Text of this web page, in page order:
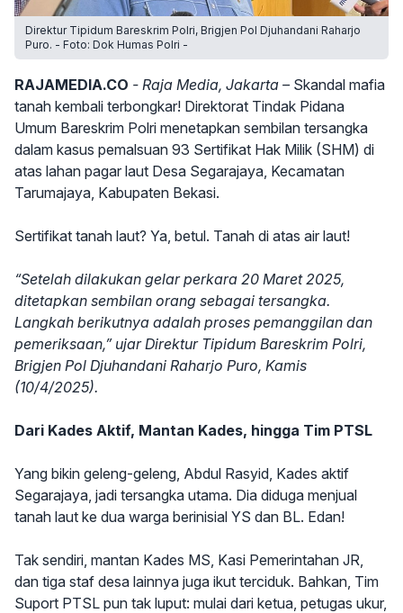
Direktur Tipidum Bareskrim Polri, Brigjen Pol Djuhandani Raharjo
Puro. - Foto: Dok Humas Polri -
RAJAMEDIA.CO - Raja Media, Jakarta –Skandal mafia
tanah kembali terbongkar! Direktorat Tindak Pidana
Umum Bareskrim Polri menetapkan sembilan tersangka
dalam kasus pemalsuan 93 Sertifikat Hak Milik (SHM) di
atas lahan pagar laut Desa Segarajaya, Kecamatan
Tarumajaya, Kabupaten Bekasi.
Sertifikat tanah laut? Ya, betul. Tanah di atas air laut!
“Setelah dilakukan gelar perkara 20 Maret 2025,
ditetapkan sembilan orang sebagai tersangka.
Langkah berikutnya adalah proses pemanggilan dan
pemeriksaan,” ujar Direktur Tipidum Bareskrim Polri,
Brigjen Pol Djuhandani Raharjo Puro, Kamis
(10/4/2025).
Dari Kades Aktif, Mantan Kades, hingga Tim PTSL
Yang bikin geleng-geleng, Abdul Rasyid, Kades aktif
Segarajaya, jadi tersangka utama. Dia diduga menjual
tanah laut ke dua warga berinisial YS dan BL. Edan!
Tak sendiri, mantan Kades MS, Kasi Pemerintahan JR,
dan tiga staf desa lainnya juga ikut terciduk. Bahkan, Tim
Suport PTSL pun tak luput: mulai dari ketua, petugas ukur,